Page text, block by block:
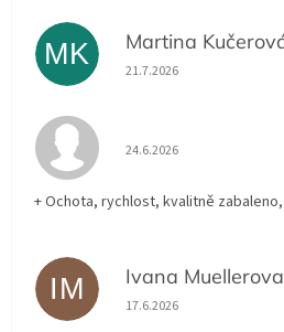
MK Martina
Hodnocení obchodu je 5
21.7.2026
Hodnocení obchodu je 5
24.6.2026
+ Ochota, rychlost, kvalitně zabaleno,
IM Ivana Muellerova
Hodnocení obchodu je 5
17.6.2026